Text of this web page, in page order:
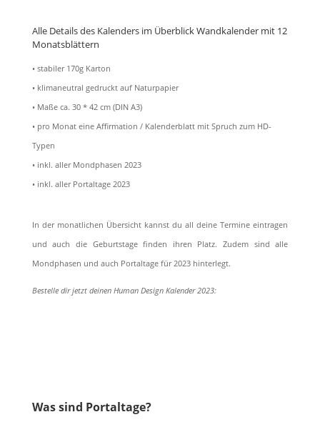
Alle Details des Kalenders im Überblick Wandkalender mit 12
Monatsblättern
• stabiler 170g Karton
• klimaneutral gedruckt auf Naturpapier
• Maße ca. 30 * 42 cm (DIN A3)
• pro Monat eine Affirmation / Kalenderblatt mit Spruch zum HD-
Typen
• inkl. aller Mondphasen 2023
• inkl. aller Portaltage 2023
In der monatlichen Übersicht kannst du all deine Termine eintragen
und auch die Geburtstage finden ihren Platz. Zudem sind alle
Mondphasen und auch Portaltage für 2023 hinterlegt.
Bestelle dir jetzt deinen Human Design Kalender 2023:
Was sind Portaltage?